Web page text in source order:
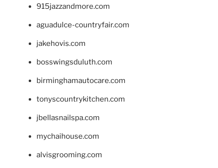
915jazzandmore.com
aguadulce-countryfair.com
jakehovis.com
bosswingsduluth.com
birminghamautocare.com
tonyscountrykitchen.com
jbellasnailspa.com
mychaihouse.com
alvisgrooming.com